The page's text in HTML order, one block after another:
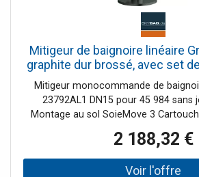
Mitigeur de baignoire linéaire
graphite dur brossé, avec set
27,1 cm
Mitigeur monocommande de
23792AL1 DN15 pour 45 984 sans
Montage au sol SoieMove 3
Changement automatique de
verseur avec mousseur clapet anti-
sortie de douche 1/2" Douchette à
2 188,32 €